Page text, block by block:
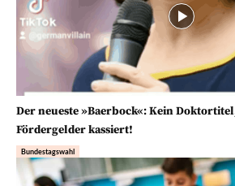
Der neueste »Baerbock«: Kein
Fördergelder kassiert!
Bundestagswahl